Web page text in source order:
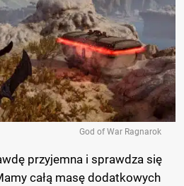
God of War Ragnarok
przyjemna i sprawdza się
całą masę dodatkowych